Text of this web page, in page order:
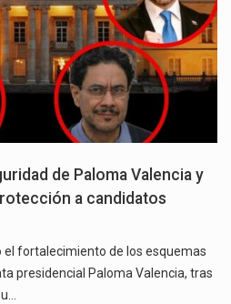
de Paloma Valencia y
a candidatos
el fortalecimiento de los esquemas
presidencial Paloma Valencia, tras